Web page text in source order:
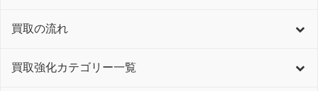
買取の流れ
買取強化カテゴリー一覧